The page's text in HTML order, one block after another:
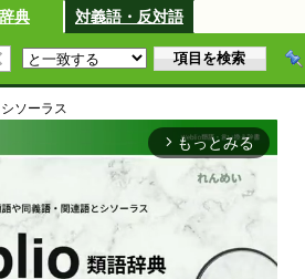
典 対義語・反対語
ソーラス
arrow_forward_ios もっとみる